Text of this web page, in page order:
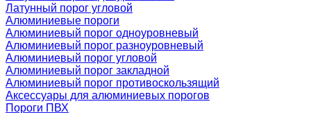
Латунный порог угловой
Алюминиевые пороги
Алюминиевый порог одноуровневый
Алюминиевый порог разноуровневый
Алюминиевый порог угловой
Алюминиевый порог закладной
Алюминиевый порог противоскользящий
Аксессуары для алюминиевых порогов
Пороги ПВХ